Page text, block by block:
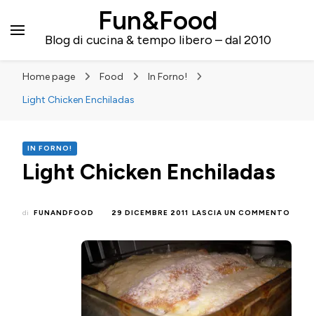
Fun&Food
Blog di cucina & tempo libero – dal 2010
Home page Food
In Forno!
Light Chicken Enchiladas
IN FORNO!
Light Chicken Enchiladas
di FUNANDFOOD 29 DICEMBRE 2011 LASCIA UN COMMENTO